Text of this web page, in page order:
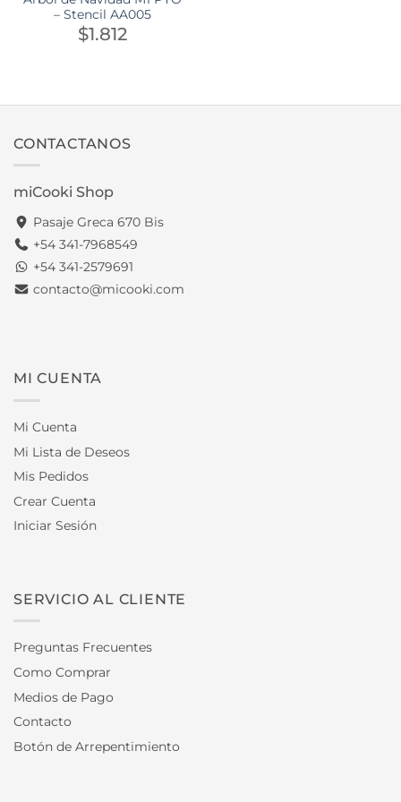
– Stencil AA005
$1.812
CONTACTANOS
miCooki Shop
Pasaje Greca 670 Bis
+54 341-7968549
+54 341-2579691
contacto@micooki.com
MI CUENTA
Mi Cuenta
Mi Lista de Deseos
Mis Pedidos
Crear Cuenta
Iniciar Sesión
SERVICIO AL CLIENTE
Preguntas Frecuentes
Como Comprar
Medios de Pago
Contacto
Botón de Arrepentimiento